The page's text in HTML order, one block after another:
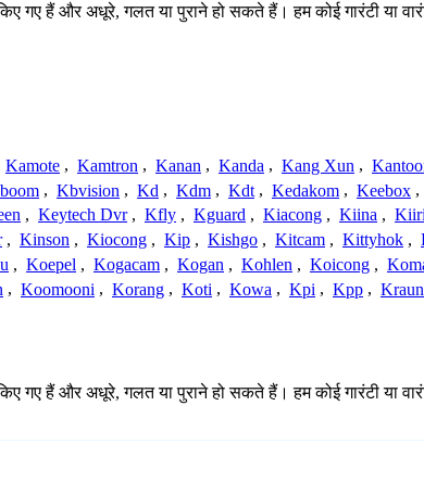
गए हैं और अधूरे, गलत या पुराने हो सकते हैं। हम कोई गारंटी या
Kamote , Kamtron , Kanan , Kanda , Kang Xun ,
, Kbvision , Kd , Kdm , Kdt , Kedakom , Keebox ,
, Keytech Dvr , Kfly , Kguard , Kiacong , Kiina ,
, Kinson , Kiocong , Kip , Kishgo , Kitcam , Kittyhok ,
, Koepel , Kogacam , Kogan , Kohlen , Koicong ,
, Koomooni , Korang , Koti , Kowa , Kpi , Kpp , Kraun
गए हैं और अधूरे, गलत या पुराने हो सकते हैं। हम कोई गारंटी या